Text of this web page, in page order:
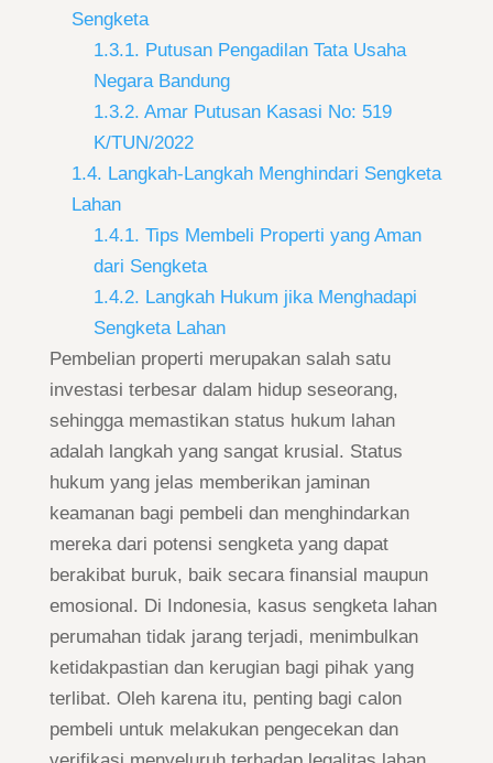
Sengketa
1.3.1. Putusan Pengadilan Tata Usaha
Negara Bandung
1.3.2. Amar Putusan Kasasi No: 519
K/TUN/2022
1.4. Langkah-Langkah Menghindari Sengketa
Lahan
1.4.1. Tips Membeli Properti yang Aman
dari Sengketa
1.4.2. Langkah Hukum jika Menghadapi
Sengketa Lahan
Pembelian properti merupakan salah satu
investasi terbesar dalam hidup seseorang,
sehingga memastikan status hukum lahan
adalah langkah yang sangat krusial. Status
hukum yang jelas memberikan jaminan
keamanan bagi pembeli dan menghindarkan
mereka dari potensi sengketa yang dapat
berakibat buruk, baik secara finansial maupun
emosional. Di Indonesia, kasus sengketa lahan
perumahan tidak jarang terjadi, menimbulkan
ketidakpastian dan kerugian bagi pihak yang
terlibat. Oleh karena itu, penting bagi calon
pembeli untuk melakukan pengecekan dan